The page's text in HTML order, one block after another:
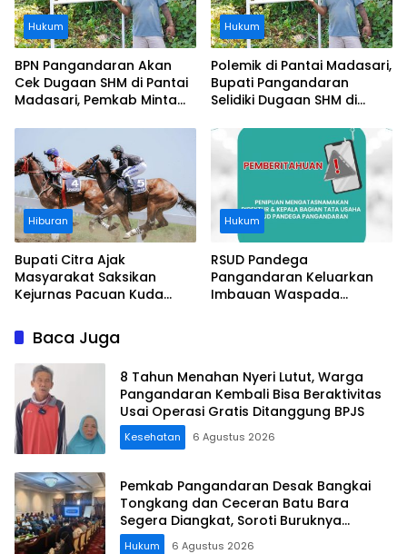
Hukum
BPN Pangandaran Akan
Cek Dugaan SHM di Pantai
Madasari, Pemkab Minta
Hukum
Polemik di Pantai Madasari,
Bupati Pangandaran
Selidiki Dugaan SHM di
Pantai
Hiburan
Bupati Citra Ajak
Masyarakat Saksikan
Kejurnas Pacuan Kuda
Legokjawa
Hukum
RSUD Pandega
Pangandaran Keluarkan
Imbauan Waspada
Baca Juga
8 Tahun Menahan Nyeri Lutut, Warga
Pangandaran Kembali Bisa Beraktivitas
Usai Operasi Gratis Ditanggung BPJS
Kesehatan 6 Agustus 2026
Pemkab Pangandaran Desak Bangkai
Tongkang dan Ceceran Batu Bara
Segera Diangkat, Soroti Buruknya
Koordinasi Perusahaan
Hukum 6 Agustus 2026